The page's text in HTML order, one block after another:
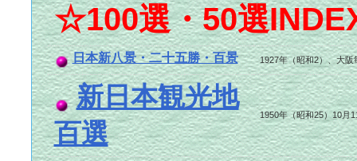
☆100選・50選
日本新八景・二十五勝・百景 1927年（昭和2）、大
新日本観光地
百選
1950年（昭和25）10月